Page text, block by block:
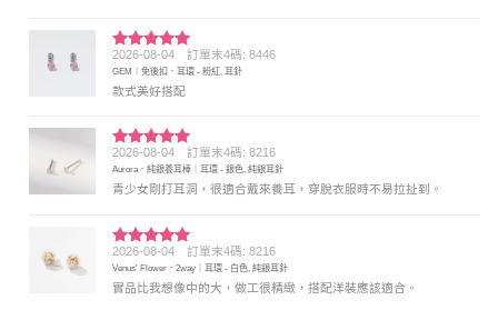
評分5滿
分 5
2026-08-04 訂單末4碼: 8446
GEM｜免後扣．耳環 - 粉紅, 耳針
款式美好搭配
評分5 滿
分 5
2026-08-04 訂單末4碼: 8216
Aurora．純銀養耳棒｜耳環 - 銀色, 純銀耳針
青少女剛打耳洞，很適合戴來養耳，穿脫衣服時不易拉扯到。
評分5 滿
分 5
2026-08-04 訂單末4碼: 8216
Venus' Flower．2way｜耳環 - 白色, 純銀耳針
實品比我想像中的大，做工很精緻，搭配洋裝應該適合。